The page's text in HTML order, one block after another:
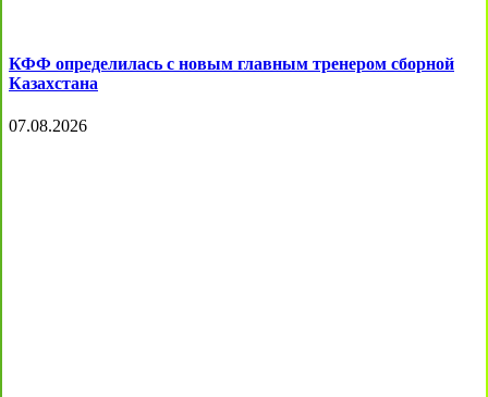
КФФ определилась с новым главным тренером сборной
Казахстана
07.08.2026